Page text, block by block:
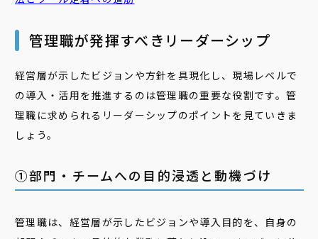
管理職が発揮すべきリーダーシップ
経営層が示したビジョンや方針を具現化し、現場レベルで
の導入・活用を推進するのは管理職の重要な役割です。管
理職に求められるリーダーシップのポイントを見ていきま
しょう。
①部門・チームへの目的浸透と動機づけ
管理職は、経営層が示したビジョンや導入目的を、自身の